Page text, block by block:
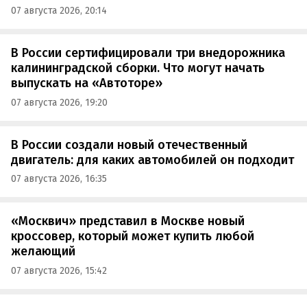
07 августа 2026, 20:14
В России сертифицировали три внедорожника
калининградской сборки. Что могут начать
выпускать на «Автоторе»
07 августа 2026, 19:20
В России создали новый отечественный
двигатель: для каких автомобилей он подходит
07 августа 2026, 16:35
«Москвич» представил в Москве новый
кроссовер, который может купить любой
желающий
07 августа 2026, 15:42